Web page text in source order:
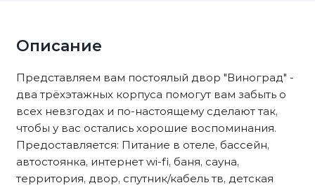
Описание
Представляем вам постоялый двор "Виноград" -
два трёхэтажных корпуса помогут вам забыть о
всех невзгодах и по-настоящему сделают так,
чтобы у вас остались хорошие воспоминания.
Предоставляется: Питание в отеле, бассейн,
автостоянка, интернет wi-fi, баня, сауна,
территория, двор, спутник/кабель тв, детская